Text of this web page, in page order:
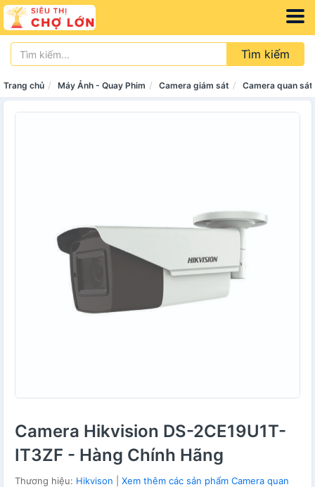
Tìm kiếm
Trang chủ Máy Ảnh - Quay Phim Camera giám sát Camera quan sát
Camera Hikvision DS-2CE19U1T-
IT3ZF - Hàng Chính Hãng
Thương hiệu: Hikvison
Xem thêm các sản phẩm Camera quan